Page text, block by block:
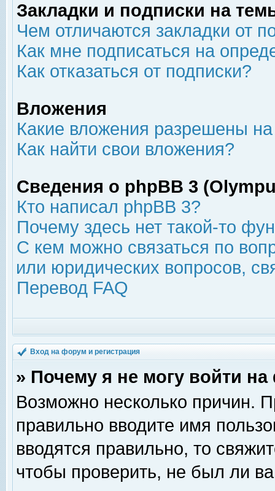
Закладки и подписки на
Чем отличаются закладки от
Как мне подписаться на
Как отказаться от подписки?
Вложения
Какие вложения разрешены
Как найти свои вложения?
Сведения о phpBB 3
Кто написал phpBB 3?
Почему здесь нет такой-то
С кем можно связаться по
или юридических вопросов,
Перевод FAQ
Вход на форум и регистрация
» Почему я не могу войти
Возможно несколько причин.
правильно вводите имя
вводятся правильно, то
чтобы проверить, не был ли